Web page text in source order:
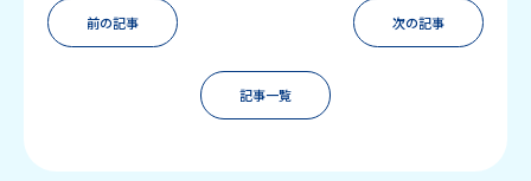
前の記事
記事一覧
次の記事